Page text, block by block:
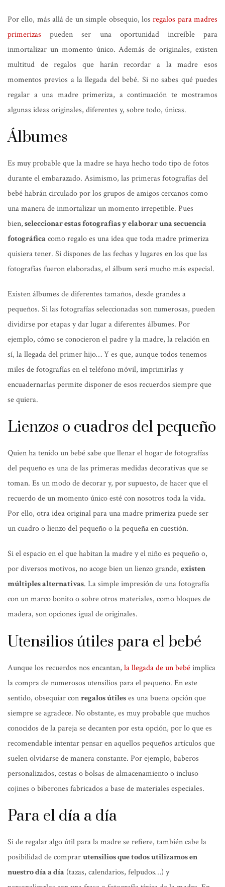
Por ello, más allá de un simple obsequio, losregalos para madres
primerizas pueden ser una oportunidad increíble para
inmortalizar un momento único. Además de originales, existen
multitud de regalos que harán recordar a la madre esos
momentos previos a la llegada del bebé. Si no sabes qué puedes
regalar a una madre primeriza, a continuación te mostramos
algunas ideas originales, diferentes y, sobre todo, únicas.
Álbumes
Es muy probable que la madre se haya hecho todo tipo de fotos
durante el embarazado. Asimismo, las primeras fotografías del
bebé habrán circulado por los grupos de amigos cercanos como
una manera de inmortalizar un momento irrepetible. Pues
bien,seleccionar estas fotografías y elaborar una secuencia
fotográfica como regalo es una idea que toda madre primeriza
quisiera tener. Si dispones de las fechas y lugares en los que las
fotografías fueron elaboradas, el álbum será mucho más especial.
Existen álbumes de diferentes tamaños, desde grandes a
pequeños. Si las fotografías seleccionadas son numerosas, pueden
dividirse por etapas y dar lugar a diferentes álbumes. Por
ejemplo, cómo se conocieron el padre y la madre, la relación en
sí, la llegada del primer hijo… Y es que, aunque todos tenemos
miles de fotografías en el teléfono móvil, imprimirlas y
encuadernarlas permite disponer de esos recuerdos siempre que
se quiera.
Lienzos o cuadros del pequeño
Quien ha tenido un bebé sabe que llenar el hogar de fotografías
del pequeño es una de las primeras medidas decorativas que se
toman. Es un modo de decorar y, por supuesto, de hacer que el
recuerdo de un momento único esté con nosotros toda la vida.
Por ello, otra idea original para una madre primeriza puede ser
un cuadro o lienzo del pequeño o la pequeña en cuestión.
Si el espacio en el que habitan la madre y el niño es pequeño o,
por diversos motivos, no acoge bien un lienzo grande, existen
múltiples alternativas. La simple impresión de una fotografía
con un marco bonito o sobre otros materiales, como bloques de
madera, son opciones igual de originales.
Utensilios útiles para el bebé
Aunque los recuerdos nos encantan, la llegada de un bebéimplica
la compra de numerosos utensilios para el pequeño. En este
sentido, obsequiar conregalos útileses una buena opción que
siempre se agradece. No obstante, es muy probable que muchos
conocidos de la pareja se decanten por esta opción, por lo que es
recomendable intentar pensar en aquellos pequeños artículos que
suelen olvidarse de manera constante. Por ejemplo, baberos
personalizados, cestas o bolsas de almacenamiento o incluso
cojines o biberones fabricados a base de materiales especiales.
Para el día a día
Si de regalar algo útil para la madre se refiere, también cabe la
posibilidad de comprarutensilios que todos utilizamos en
nuestro día a día (tazas, calendarios, felpudos…) y